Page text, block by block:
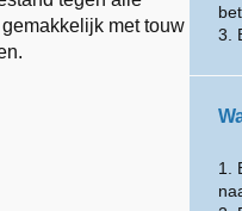
met touw
3.
1.